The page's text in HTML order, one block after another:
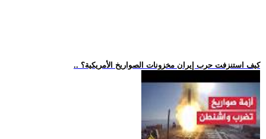
.. كيف استنزفت حرب إيران مخزونات الصواريخ الأمريكية؟